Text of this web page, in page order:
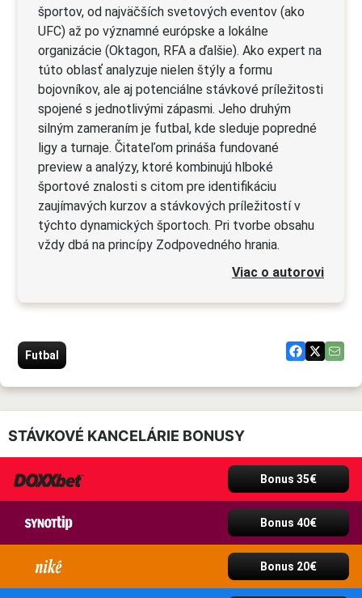
športov, od najväčších svetových eventov (ako
UFC) až po významné európske a lokálne
organizácie (Oktagon, RFA a ďalšie). Ako expert na
túto oblasť analyzuje nielen štýly a formu
bojovníkov, ale aj potenciálne stávkové príležitosti
spojené s jednotlivými zápasmi. Jeho druhým
silným zameraním je futbal, kde sleduje popredné
ligy a turnaje. Čitateľom prináša fundované
preview a analýzy, ktoré kombinujú hlboké
športové znalosti s citom pre identifikáciu
zaujímavých kurzov a stávkových príležitostí v
týchto dynamických športoch. Pri tvorbe obsahu
vždy dbá na princípy Zodpovedného hrania.
Viac o autorovi
Futbal
STÁVKOVÉ KANCELÁRIE BONUSY
Bonus 35€
Bonus 40€
Bonus 20€